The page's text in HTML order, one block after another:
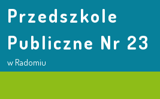
Przedszkole
Publiczne Nr 23
w Radomiu